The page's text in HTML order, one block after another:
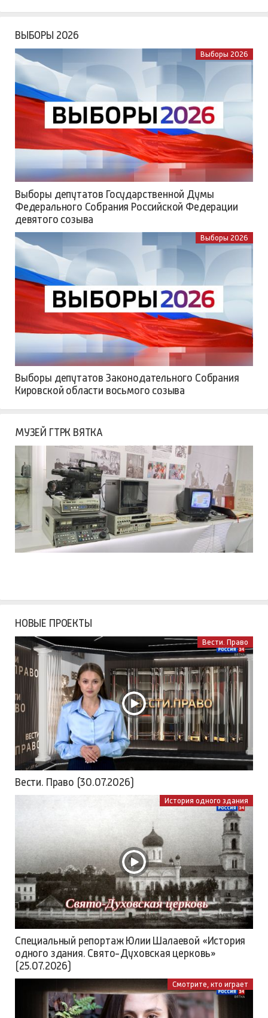
ВЫБОРЫ 2026
Выборы 2026
Выборы депутатов Государственной Думы
Федерального Собрания Российской Федерации
девятого созыва
Выборы 2026
Выборы депутатов Законодательного Собрания
Кировской области восьмого созыва
МУЗЕЙ ГТРК ВЯТКА
НОВЫЕ ПРОЕКТЫ
Вести. Право
Вести. Право (30.07.2026)
История одного здания
Специальный репортаж Юлии Шалаевой «История
одного здания. Свято-Духовская церковь»
(25.07.2026)
Смотрите, кто играет